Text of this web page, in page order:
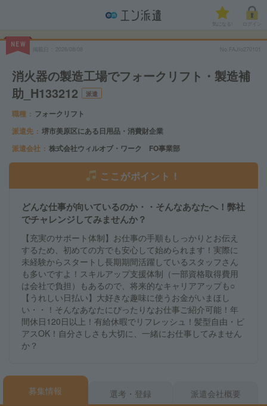
気になる!
NEW
No.FAJfo270101
消火器の製造工場でフォークリフト・製造補
助_H133212
派遣
職種
フォークリフト
派遣先
堺市美原区にある日用品・消費財企業
派遣会社
株式会社ウィルオブ・ワーク FO事業部
ここがポイント！
どんな仕事が向いているのか・・そんなあなたへ！弊社
でチャレンジしてみませんか？
【充実のサポート体制】お仕事の手順もしっかりとお伝え
するため、初めての方でも安心して始められます！実際に
未経験からスタートし長期期間活躍しているスタッフさん
も多いですよ！スキルアップ支援体制（一部資格取得費用
は会社で負担）もあるので、将来的なキャリアアップも○
【うれしい日払い】大好きな趣味に使うお金がいまほし
い・・！そんなあなたにぴったりなお仕事ご紹介可能！年
間休日120日以上！有給休暇でリフレッシュ！髪型自由・ピ
アスOK！自分さしさも大切に、一緒にお仕事してみません
か？
募集情報 選考・登録 派遣会社概要